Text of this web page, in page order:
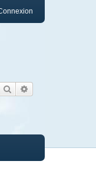
Rechercher